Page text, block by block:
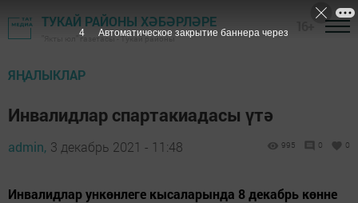
ТУКАЙ РАЙОНЫ ХӘБӘРЛӘРЕ
"Якты юл" газетасы - Тукай районы
ЯҢАЛЫКЛАР
Инвалидлар спартакиадасы үтә
admin, 3 декабрь 2021 - 11:48 995 0 0
Инвалидлар ункөнлеге кысаларында 8 декабрь көнне
3 Автоматическое закрытие баннера через